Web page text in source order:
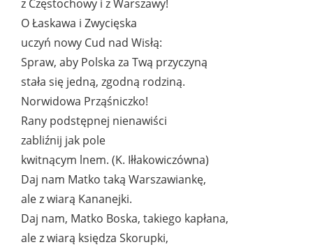
z Częstochowy i z Warszawy!
O Łaskawa i Zwycięska
uczyń nowy Cud nad Wisłą:
Spraw, aby Polska za Twą przyczyną
stała się jedną, zgodną rodziną.
Norwidowa Prząśniczko!
Rany podstępnej nienawiści
zabliźnij jak pole
kwitnącym lnem. (K. Iłłakowiczówna)
Daj nam Matko taką Warszawiankę,
ale z wiarą Kananejki.
Daj nam, Matko Boska, takiego kapłana,
ale z wiarą księdza Skorupki,